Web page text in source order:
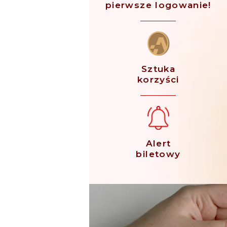
pierwsze logowanie!
Sztuka
korzyści
Alert
biletowy